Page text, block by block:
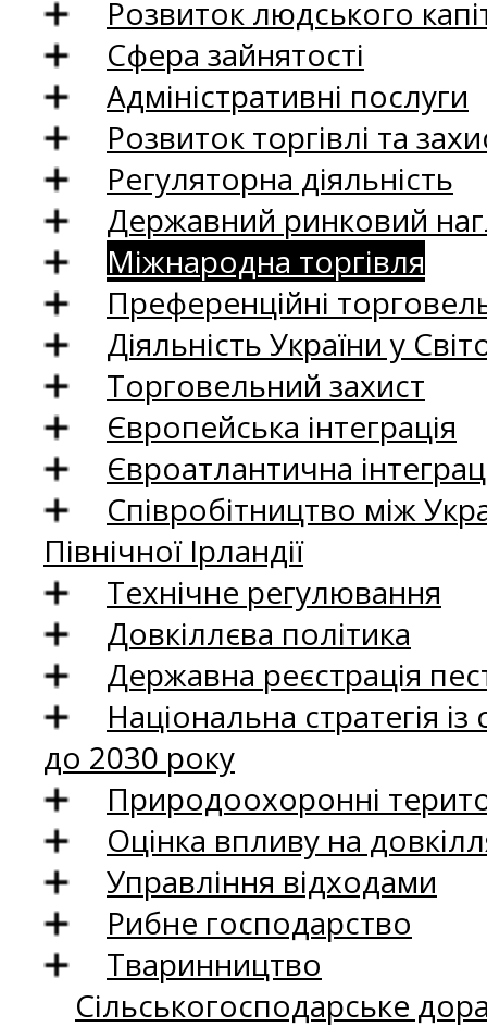
Розвиток людського
Сфера зайнятості
Адміністративні послуги
Розвиток торгівлі та
Регуляторна діяльність
Державний ринковий
Міжнародна торгівля
Преференційні
Діяльність України у
Торговельний захист
Європейська інтеграція
Євроатлантична
Співробітництво між
Північної Ірландії
Технічне регулювання
Довкіллєва політика
Державна реєстрація
Національна стратегія
до 2030 року
Природоохоронні
Оцінка впливу на
Управління відходами
Рибне господарство
Тваринництво
Сільськогосподарське